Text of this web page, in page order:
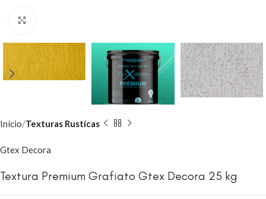
Início Texturas Rustícas
Gtex Decora
Textura Premium Grafiato Gtex Decora 25 kg